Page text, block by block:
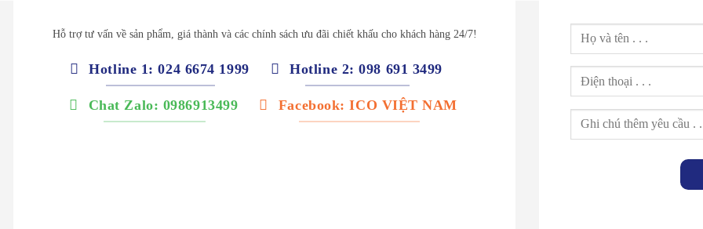
Hỗ trợ tư vấn về sản phẩm, giá thành và các chính sách ưu đãi chiết khấu cho khách hàng 24/7!
Hotline 1: 024 6674 1999 Hotline 2: 098 691 3499
Chat Zalo: 0986913499 Facebook: ICO VIỆT NAM